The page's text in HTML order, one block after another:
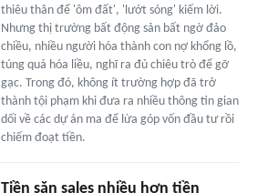
thiêu thân để 'ôm đất', 'lướt sóng' kiếm lời.
Nhưng thị trường bất động sản bất ngờ đảo
chiều, nhiều người hóa thành con nợ khổng lồ,
túng quá hóa liều, nghĩ ra đủ chiêu trò để gỡ
gạc. Trong đó, không ít trường hợp đã trở
thành tội phạm khi đưa ra nhiều thông tin gian
dối về các dự án ma để lừa góp vốn đầu tư rồi
chiếm đoạt tiền.
Tiền săn sales nhiều hơn tiền